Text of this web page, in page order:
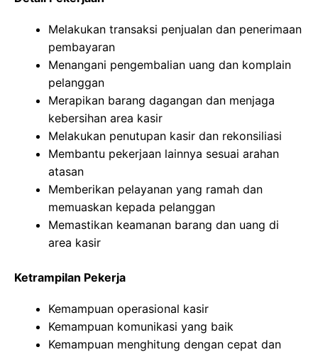
Melakukan transaksi penjualan dan penerimaan
pembayaran
Menangani pengembalian uang dan komplain
pelanggan
Merapikan barang dagangan dan menjaga
kebersihan area kasir
Melakukan penutupan kasir dan rekonsiliasi
Membantu pekerjaan lainnya sesuai arahan
atasan
Memberikan pelayanan yang ramah dan
memuaskan kepada pelanggan
Memastikan keamanan barang dan uang di
area kasir
Ketrampilan Pekerja
Kemampuan operasional kasir
Kemampuan komunikasi yang baik
Kemampuan menghitung dengan cepat dan